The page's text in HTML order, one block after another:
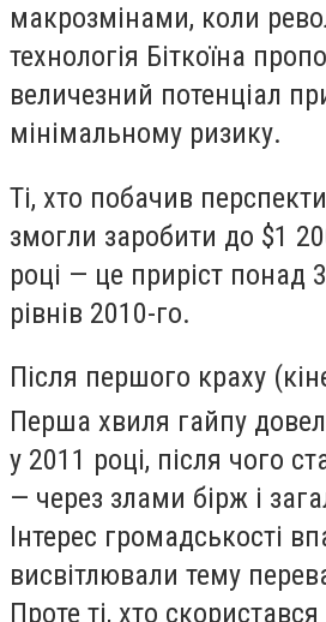
макрозмінами, коли
технологія Біткоїна
величезний потенціал
мінімальному ризику.
Ті, хто побачив
змогли заробити до $1
році — це приріст понад
рівнів 2010-го.
Після першого краху
Перша хвиля гайпу
у 2011 році, після чого
— через злами бірж і
Інтерес громадськості
висвітлювали тему
Проте ті, хто